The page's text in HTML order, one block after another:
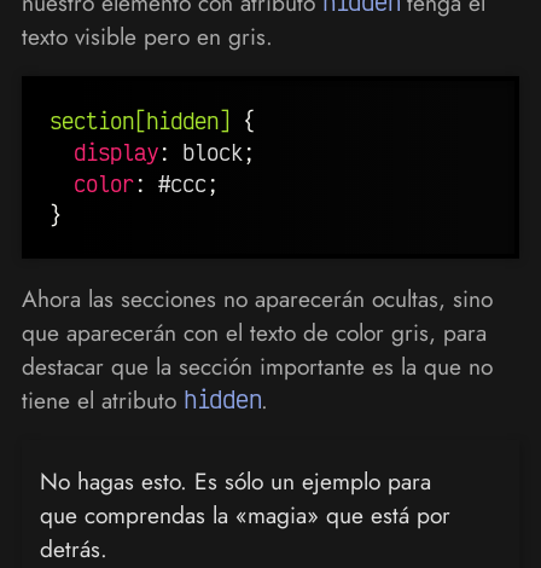
texto visible pero en gris.
section[hidden]
{
display: block ;
color: #ccc ;
}
Ahora las secciones no aparecerán ocultas, sino
que aparecerán con el texto de color gris, para
destacar que la sección importante es la que no
tiene el atributo hidden.
No hagas esto. Es sólo un ejemplo para
que comprendas la «magia» que está por
detrás.